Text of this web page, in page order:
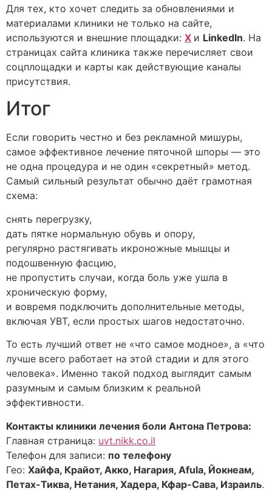
Для тех, кто хочет следить за обновлениями и
материалами клиники не только на сайте,
используются и внешние площадки: X и LinkedIn. На
страницах сайта клиника также перечисляет свои
соцплощадки и карты как действующие каналы
присутствия.
Итог
Если говорить честно и без рекламной мишуры,
самое эффективное лечение пяточной шпоры — это
не одна процедура и не один «секретный» метод.
Самый сильный результат обычно даёт грамотная
схема:
снять перегрузку,
дать пятке нормальную обувь и опору,
регулярно растягивать икроножные мышцы и
подошвенную фасцию,
не пропустить случаи, когда боль уже ушла в
хроническую форму,
и вовремя подключить дополнительные методы,
включая УВТ, если простых шагов недостаточно.
То есть лучший ответ не «что самое модное», а «что
лучше всего работает на этой стадии и для этого
человека». Именно такой подход выглядит самым
разумным и самым близким к реальной
эффективности.
Контакты клиники лечения боли Антона Петрова:
Главная страница: uvt.nikk.co.il
Телефон для записи: по телефону
Гео: Хайфа, Крайот, Акко, Нагария, Afula, Йокнеам,
Петах-Тиква, Нетания, Хадера, Кфар-Сава, Израиль.